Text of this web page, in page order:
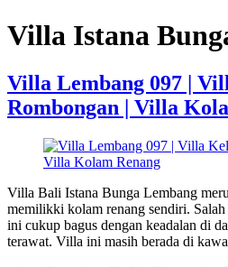
Villa Istana
Villa Lembang 097 |
Rombongan | Villa
Villa Bali Istana Bunga Lembang
memilikki kolam renang sendiri.
ini cukup bagus dengan keadalan di
terawat. Villa ini masih berada di